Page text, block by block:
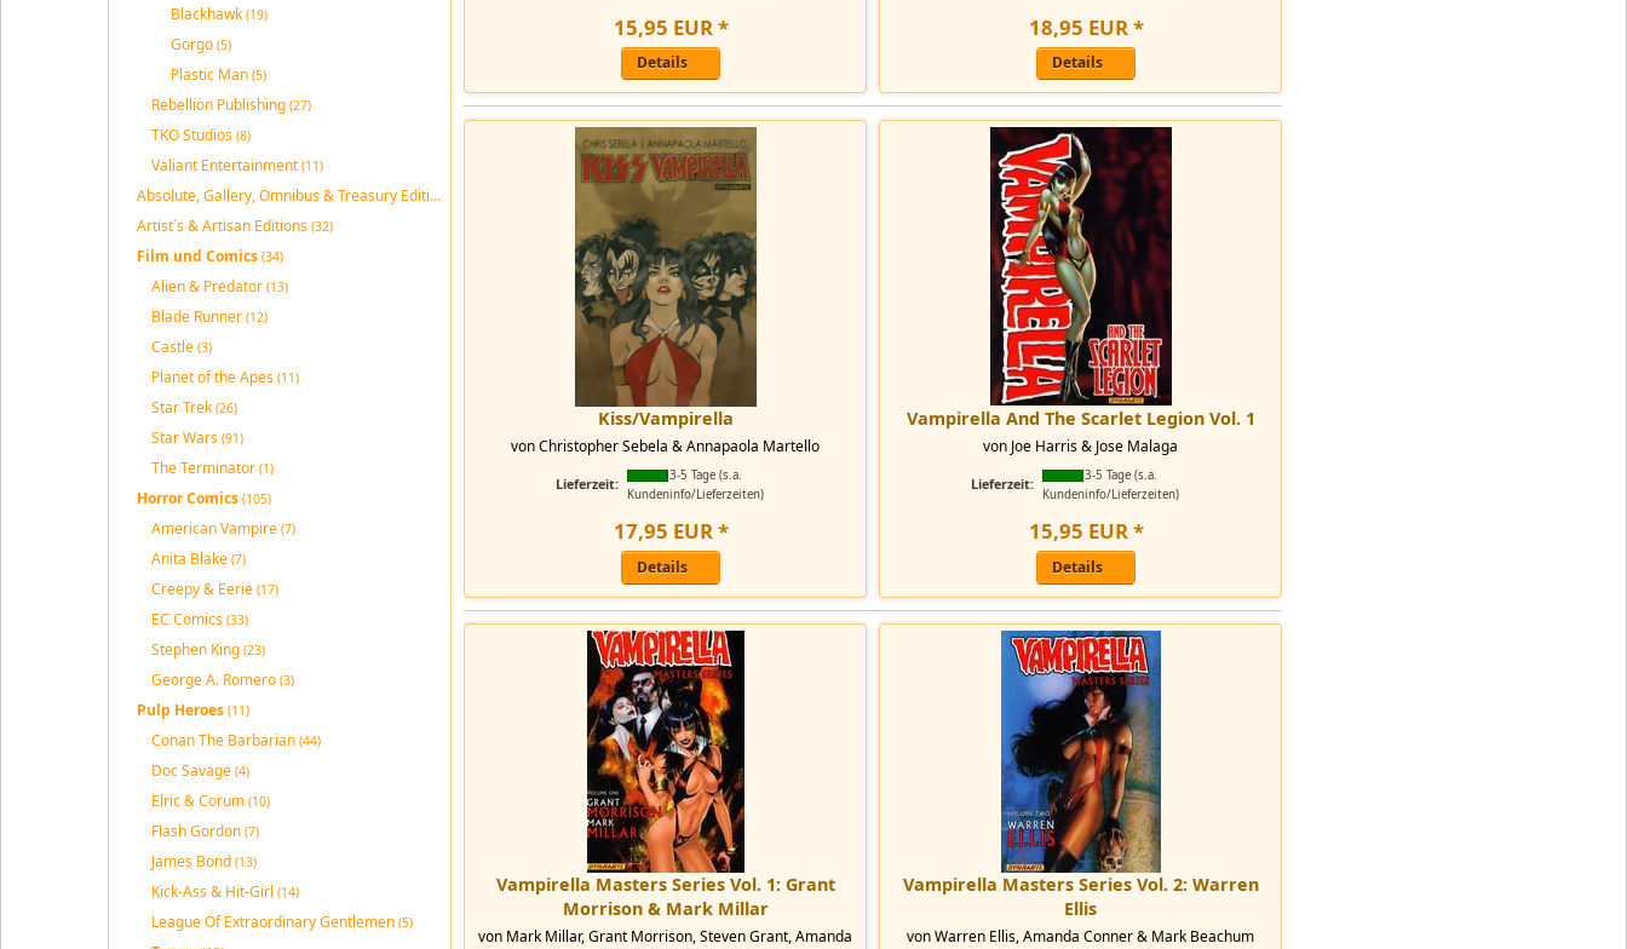
Blackhawk (19)
Gorgo (5)
Plastic Man (5)
Rebellion Publishing (27)
TKO Studios (8)
Valiant Entertainment (11)
Absolute, Gallery, Omnibus & Treasury Editions
Artist´s & Artisan Editions (32)
Film und Comics (34)
Alien & Predator (13)
Blade Runner (12)
Castle (3)
Planet of the Apes (11)
Star Trek (26)
Star Wars (91)
The Terminator (1)
Horror Comics (105)
American Vampire (7)
Anita Blake (7)
Creepy & Eerie (17)
EC Comics (33)
Stephen King (23)
George A. Romero (3)
Pulp Heroes (11)
Conan The Barbarian (44)
Doc Savage (4)
Elric & Corum (10)
Flash Gordon (7)
James Bond (13)
Kick-Ass & Hit-Girl (14)
League Of Extraordinary Gentlemen (5)
15,95 EUR*
Details
18,95 EUR*
Details
Kiss/Vampirella
von Christopher Sebela & Annapaola Martello
Lieferzeit:
3-5 Tage (s.a.
Kundeninfo/Lieferzeiten)
17,95 EUR*
Details
Vampirella And The Scarlet Legion Vol. 1
von Joe Harris & Jose Malaga
Lieferzeit:
3-5 Tage (s.a.
Kundeninfo/Lieferzeiten)
15,95 EUR*
Details
Vampirella Masters Series Vol. 1: Grant
Morrison & Mark Millar
von Mark Millar, Grant Morrison, Steven Grant, Amanda
Vampirella Masters Series Vol. 2: Warren
Ellis
von Warren Ellis, Amanda Conner & Mark Beachum